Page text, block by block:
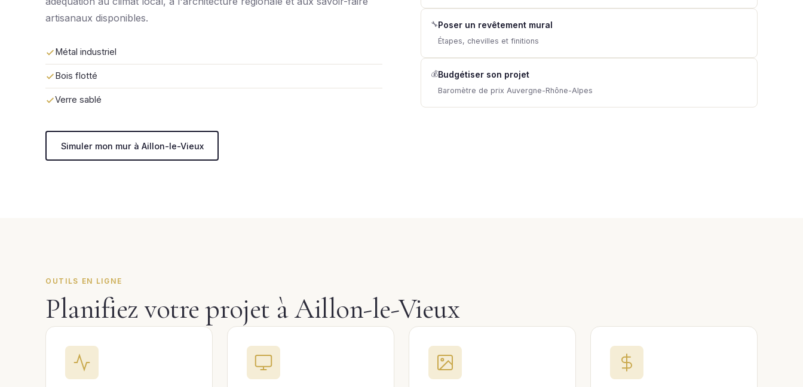
artisanaux disponibles.
Métal industriel
Bois flotté
Verre sablé
Simuler mon mur à Aillon-le-Vieux
🔧Poser un revêtement mural
Étapes, chevilles et finitions
💰Budgétiser son projet
Baromètre de prix Auvergne-Rhône-Alpes
OUTILS EN LIGNE
Planifiez votre projet à Aillon-le-Vieux